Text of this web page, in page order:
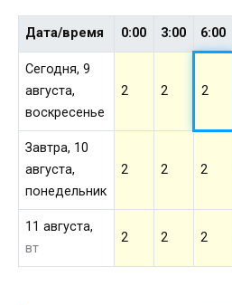
Дата/время 0:00 3:00 6:00
Сегодня, 9
августа,
воскресенье
2 2 2
Завтра, 10
августа,
понедельник
2 2 2
11 августа,
вт
2 2 2